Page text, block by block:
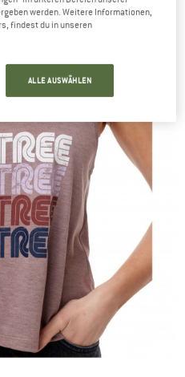
werden. Weitere Informationen,
findest du in unseren
ALLE AUSWÄHLEN